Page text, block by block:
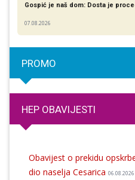
Gospić je naš dom: Dosta je
07.08.2026
PROMO
HEP OBAVIJESTI
Obavijest o prekidu
dio naselja Cesarica 06.08.2026